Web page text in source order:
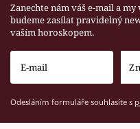
Zanechte nám váš e-mail a my
budeme zasílat pravidelný
vaším horoskopem.
Odesláním formuláře souhlasíte s